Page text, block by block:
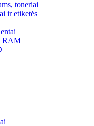
toneriai
ir etiketės
RAM